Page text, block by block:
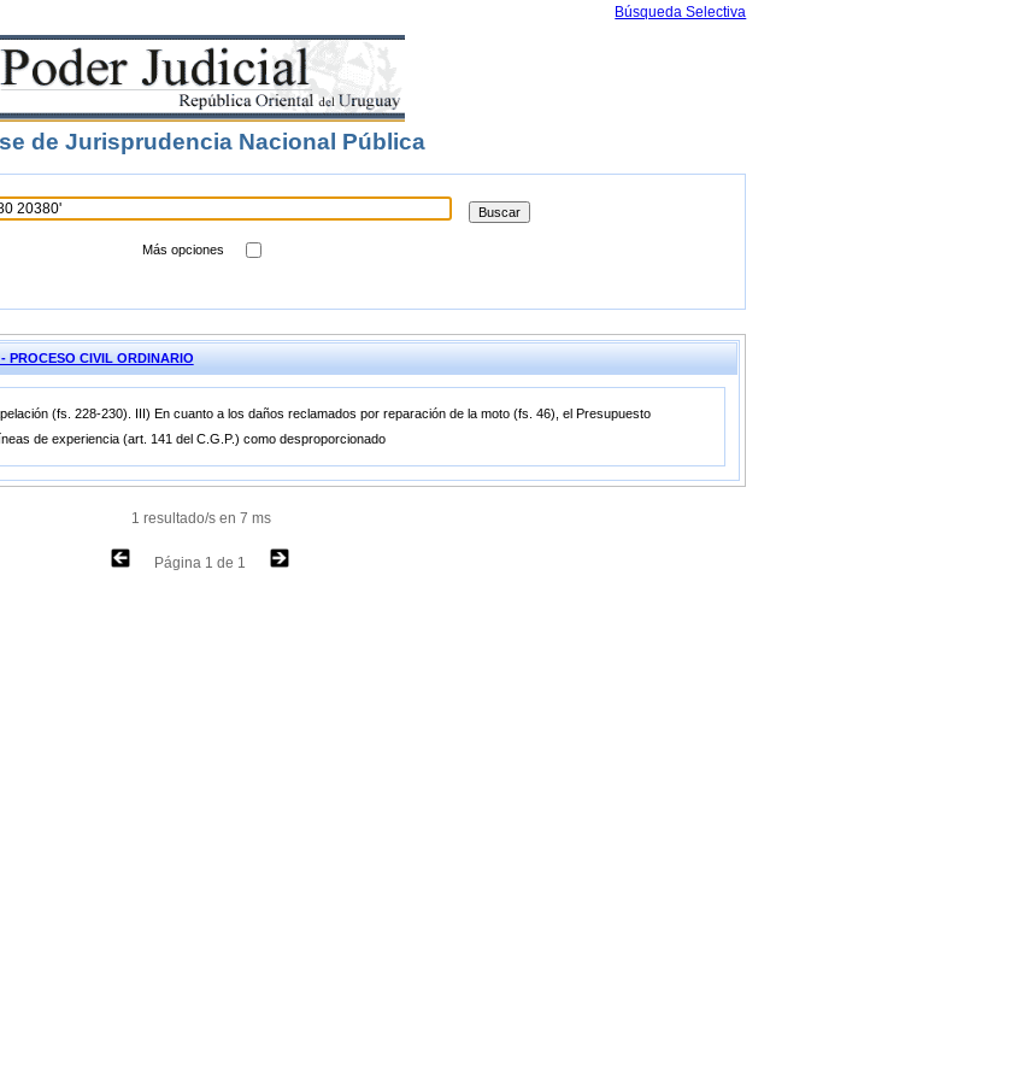
Búsqueda Selectiva
de Jurisprudencia Nacional Pública
Más opciones
PROCESO CIVIL ORDINARIO
(fs. 228-230). III) En cuanto a los daños reclamados por reparación de la moto (fs. 46), el Presupuesto
de experiencia (art. 141 del C.G.P.) como desproporcionado
1 resultado/s en 7 ms
Página 1 de 1